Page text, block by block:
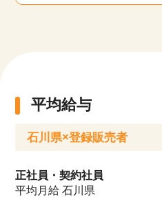
平均給与
石川県×登録販売者
正社員・契約社員
平均月給 石川県